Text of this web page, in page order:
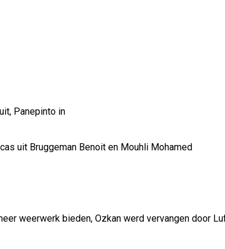
Panepinto in
uit Bruggeman Benoit en Mouhli Mohamed
weerwerk bieden, Ozkan werd vervangen door